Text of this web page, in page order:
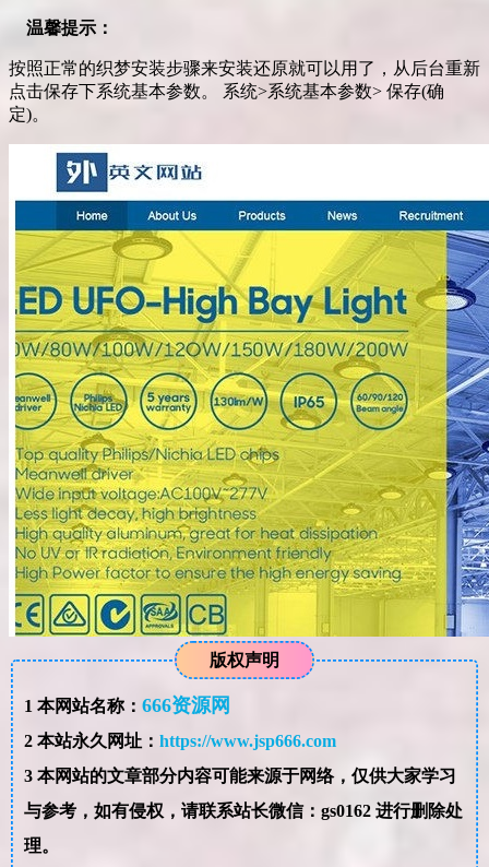
温馨提示：
按照正常的织梦安装步骤来安装还原就可以用了，从后台重新
点击保存下系统基本参数。 系统>系统基本参数> 保存(确
定)。
版权声明
1 本网站名称： 666资源网
2本站永久网址： https://www.jsp666.com
3本网站的文章部分内容可能来源于网络，仅供大家学习
与参考，如有侵权，请联系站长微信：gs0162 进行删除处
理。